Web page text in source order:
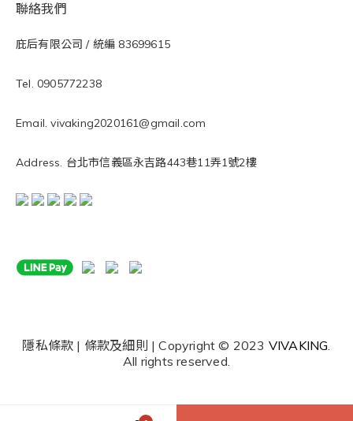
聯絡我們
庇后有限公司 / 統編 83699615
Tel. 0905772238
Email. vivaking2020161@gmail.com
Address. 台北市信義區永吉路443巷11弄1號2樓
隱私條款 | 條款及細則 | Copyright © 2023 VIVAKING.
All rights reserved.